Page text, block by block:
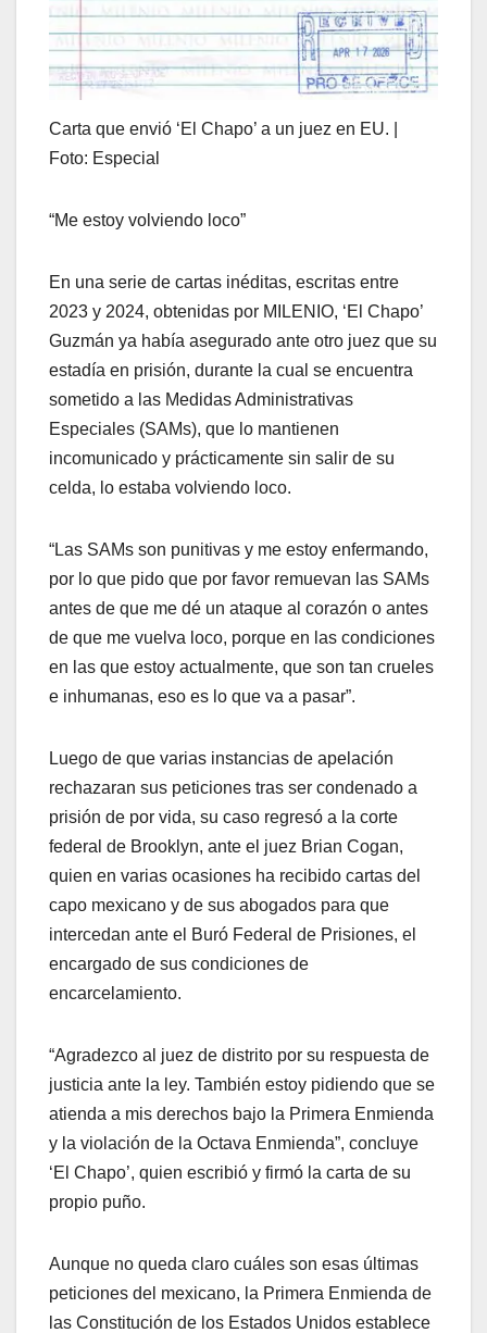
Carta que envió ‘El Chapo’ a un juez en EU. |
Foto: Especial
“Me estoy volviendo loco”
En una serie de cartas inéditas, escritas entre
2023 y 2024, obtenidas por MILENIO, ‘El Chapo’
Guzmán ya había asegurado ante otro juez que su
estadía en prisión, durante la cual se encuentra
sometido a las Medidas Administrativas
Especiales (SAMs), que lo mantienen
incomunicado y prácticamente sin salir de su
celda, lo estaba volviendo loco.
“Las SAMs son punitivas y me estoy enfermando,
por lo que pido que por favor remuevan las SAMs
antes de que me dé un ataque al corazón o antes
de que me vuelva loco, porque en las condiciones
en las que estoy actualmente, que son tan crueles
e inhumanas, eso es lo que va a pasar”.
Luego de que varias instancias de apelación
rechazaran sus peticiones tras ser condenado a
prisión de por vida, su caso regresó a la corte
federal de Brooklyn, ante el juez Brian Cogan,
quien en varias ocasiones ha recibido cartas del
capo mexicano y de sus abogados para que
intercedan ante el Buró Federal de Prisiones, el
encargado de sus condiciones de
encarcelamiento.
“Agradezco al juez de distrito por su respuesta de
justicia ante la ley. También estoy pidiendo que se
atienda a mis derechos bajo la Primera Enmienda
y la violación de la Octava Enmienda”, concluye
‘El Chapo’, quien escribió y firmó la carta de su
propio puño.
Aunque no queda claro cuáles son esas últimas
peticiones del mexicano, la Primera Enmienda de
las Constitución de los Estados Unidos establece